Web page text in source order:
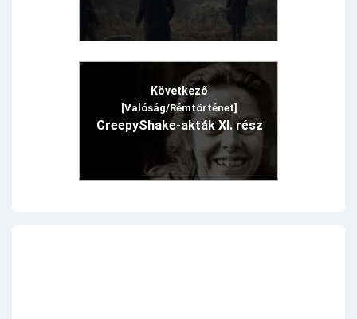
Következő
[Valóság/Rémtörténet]
CreepyShake-akták XI. rész